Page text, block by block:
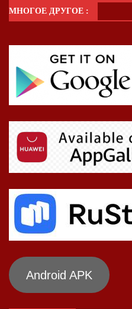
МНОГОЕ ДРУГОЕ :
Android APK